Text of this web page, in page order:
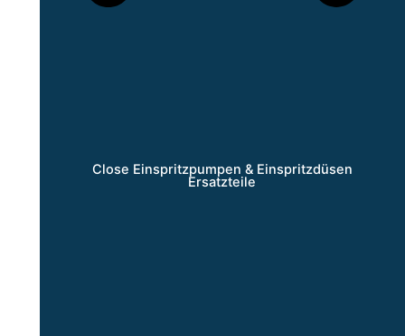
Close Einspritzpumpen & Einspritzdüsen
Ersatzteile